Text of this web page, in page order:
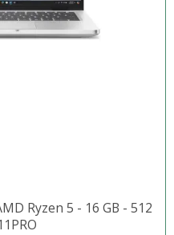
Ryzen 5 - 16 GB - 512